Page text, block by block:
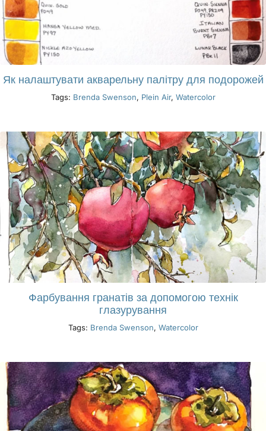
Як налаштувати акварельну палітру для подорожей
Tags: Brenda Swenson, Plein Air, Watercolor
Фарбування гранатів за допомогою технік
глазурування
Tags: Brenda Swenson, Watercolor